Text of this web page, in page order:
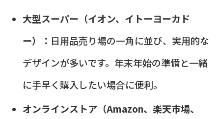
大型スーパー（イオン、イトーヨーカド
ー）： 日用品売り場の一角に並び、実用的な
デザインが多いです。年末年始の準備と一緒
に手早く購入したい場合に便利。
オンラインストア（Amazon、楽天市場、